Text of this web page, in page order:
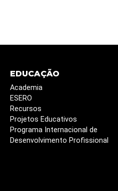
EDUCAÇÃO
Academia
ESERO
Recursos
Projetos Educativos
Programa Internacional de
Desenvolvimento Profissional